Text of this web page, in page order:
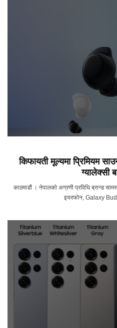
किफायती मूल्यमा प्रिमियम
ग्यालेक्सी
काठमाडौं । नेपालको अग्रणी प्रविधि ब्रान्ड
इयरफोन, Galaxy